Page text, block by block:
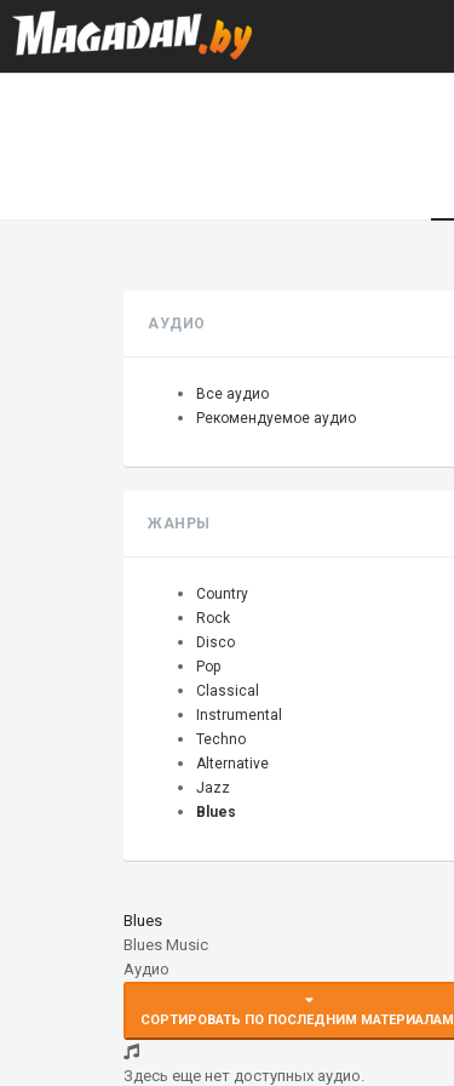
АУДИО
Все аудио
Рекомендуемое аудио
ЖАНРЫ
Country
Rock
Disco
Pop
Classical
Instrumental
Techno
Alternative
Jazz
Blues
Blues
Blues Music
Аудио
СОРТИРОВАТЬ ПО ПОСЛЕДНИМ МАТЕРИАЛАМ
Здесь еще нет доступных аудио.